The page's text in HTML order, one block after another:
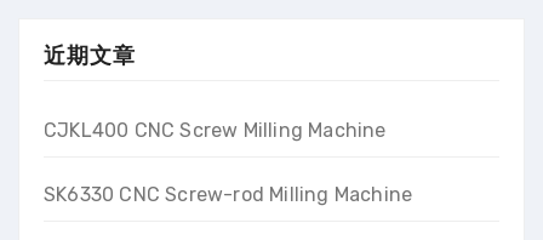
近期文章
CJKL400 CNC Screw Milling Machine
SK6330 CNC Screw-rod Milling Machine